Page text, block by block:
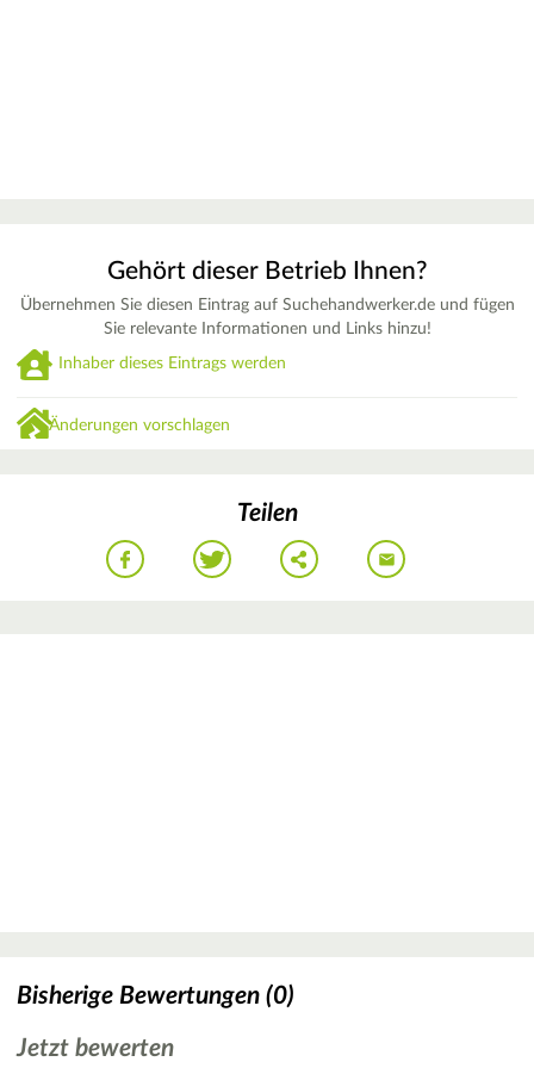
Gehört dieser Betrieb Ihnen?
Übernehmen Sie diesen Eintrag auf Suchehandwerker.de und fügen
Sie relevante Informationen und Links hinzu!
Inhaber dieses Eintrags werden
Änderungen vorschlagen
Teilen
Bisherige Bewertungen (0)
Jetzt bewerten